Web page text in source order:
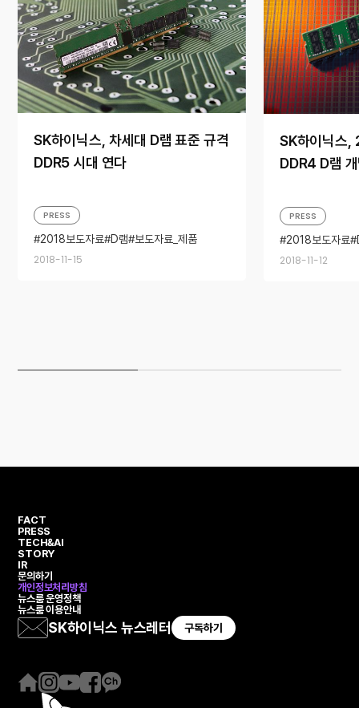
SK하이닉스, 차세대 D램 표준 규격
DDR5 시대 연다
2018-11-15
PRESS
2018보도자료 D램 보도자료_제품
SK하이닉스,
DDR4 D램
2018-11-12
PRESS
2018보도자료
FACT
PRESS
TECH&AI
STORY
IR
문의하기
개인정보처리방침
뉴스룸 운영정책
뉴스룸 이용안내
SK하이닉스 뉴스레터 구독하기
홈
인
스
유
튜
페
카